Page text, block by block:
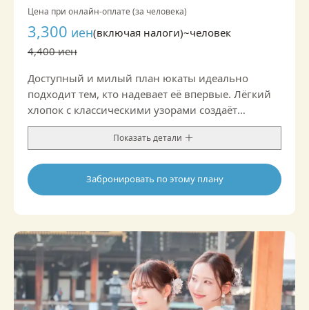
Цена при онлайн-оплате (за человека)
3,300 иен(включая налоги)~человек
4,400 иен
Доступный и милый план юкаты идеально
подходит тем, кто надевает её впервые. Лёгкий
хлопок с классическими узорами создаёт
аккуратный образ, а благодаря оби и
аксессуарам можно добавить стильные акценты.
Показать детали
Забронировать по этому плану